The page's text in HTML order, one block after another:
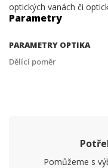
optických vanách či
Parametry
PARAMETRY OPTIKA
Dělící poměr
Pomůžeme s